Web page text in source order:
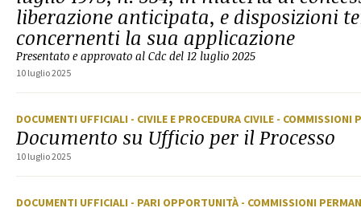
liberazione anticipata, e disposizioni
concernenti la sua applicazione
Presentato e approvato al Cdc del 12 luglio 2025
10 luglio 2025
DOCUMENTI UFFICIALI - CIVILE E PROCEDURA CIVILE - COMMISSIONI
Documento su Ufficio per il Processo
10 luglio 2025
DOCUMENTI UFFICIALI - PARI OPPORTUNITÀ - COMMISSIONI